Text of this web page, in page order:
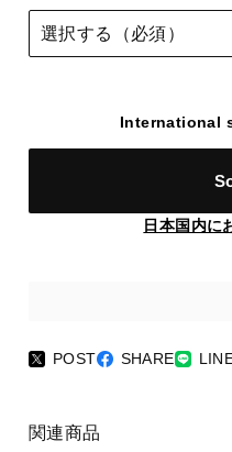
International
日本国内に
POST SHARE
関連商品